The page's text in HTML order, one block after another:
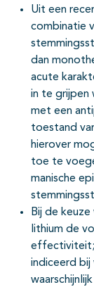
Uit een
combinatie
dan
acute
in te grijpen
met een
toestand
hierover
toe te
manische
Bij de
lithium de
effectiviteit;
indiceerd bij